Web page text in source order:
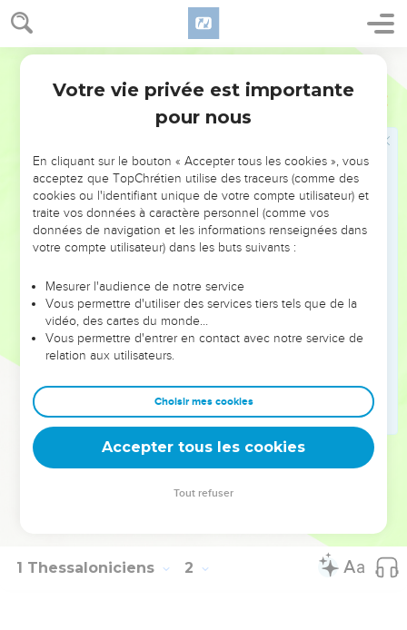
1 Thessaloniciens 1
annoncée n’est pas arrivée chez vous seulement en paroles,
mais aussi avec la puissance et l’aide de l’Esprit Saint. De
plus, nous étions sûrs de ce que nous disions. En effet, vous
savez comment nous avons vécu parmi vous pour votre bien.
Et vous, vous avez suivi notre exemple et celui du
Seigneur : vous avez reçu la Parole dans de grandes
Ainsi, vous êtes devenus un modèle pour tous ceux qui
croient, en Macédoine et en Akaïe.
En effet, c’est de chez vous que la parole du Seigneur est
partie pour se faire entendre en Macédoine et en Akaïe. De
donc pas besoin d’en parler.
Les gens racontent en parlant de nous comment vous nous
avez reçus chez vous et comment vous vous êtes tournés
vers Dieu. Vous avez laissé les faux dieux, pour servir le
et pour attendre que son Fils vienne des cieux. Ce Fils,
c’est Jésus que Dieu a réveillé de la mort et qui nous délivre
du jugement de Dieu, qui est proche.
© Société biblique française – Bibli’O, 2000, avec autorisation. Pour vous procurer
1 Thessaloniciens 2
Votre vie privée est importante
pour nous
En cliquant sur le bouton « Accepter tous les cookies », vous
acceptez que TopChrétien utilise des traceurs (comme des
cookies ou l'identifiant unique de votre compte utilisateur) et
traite vos données à caractère personnel (comme vos
données de navigation et les informations renseignées dans
votre compte utilisateur) dans les buts suivants :
Mesurer l'audience de notre service
Vous permettre d'utiliser des services tiers tels que de la
vidéo, des cartes du monde…
Vous permettre d'entrer en contact avec notre service de
relation aux utilisateurs.
Choisir mes cookies
Accepter tous les cookies
Tout refuser